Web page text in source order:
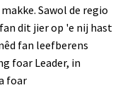
Sawol de regio
dit jier op 'e nij hast
fan leefberens
foar Leader, in
foar